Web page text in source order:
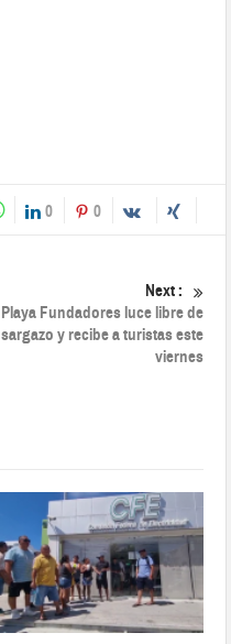
0 0
Next :
Playa Fundadores luce libre de
sargazo y recibe a turistas este
viernes